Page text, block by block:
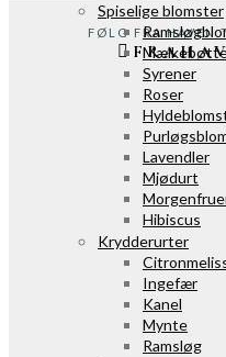
Spiselige blomster
Syrener
Roser
Lavendler
Mjødurt
Hibiscus
Krydderurter
Ingefær
Kanel
Mynte
Ramsløg
FØLG FRA HAVEN